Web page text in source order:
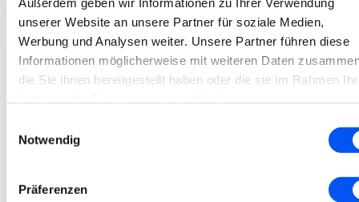
unserer Website an unsere Partner für soziale Medien,
Werbung und Analysen weiter. Unsere Partner führen diese
Informationen möglicherweise mit weiteren Daten
die Sie ihnen bereitgestellt haben oder die sie im Rahmen
Notwendig
Präferenzen
blink Total Care Oberflächenreiniger
8,90€